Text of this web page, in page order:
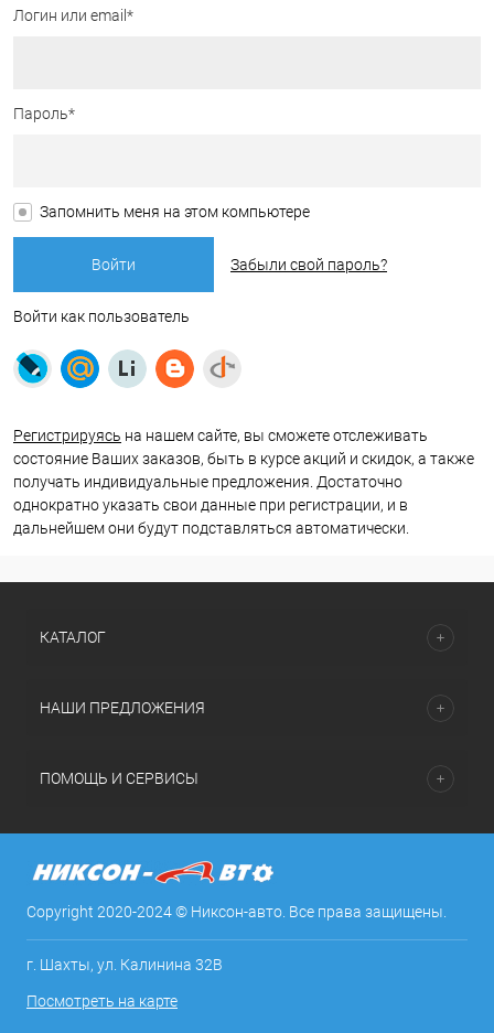
Логин или email*
Пароль*
Запомнить меня на этом компьютере
Забыли свой пароль?
Войти как пользователь
Регистрируясь на нашем сайте, вы сможете отслеживать
состояние Ваших заказов, быть в курсе акций и скидок, а также
получать индивидуальные предложения. Достаточно
однократно указать свои данные при регистрации, и в
дальнейшем они будут подставляться автоматически.
КАТАЛОГ
НАШИ ПРЕДЛОЖЕНИЯ
ПОМОЩЬ И СЕРВИСЫ
Copyright 2020-2024 © Никсон-авто. Все права защищены.
г. Шахты, ул. Калинина 32В
Посмотреть на карте